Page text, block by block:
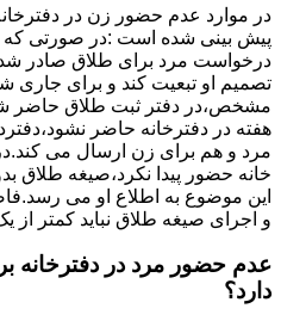
در موارد عدم حضور زن در
پیش بینی شده است :در صورتی
درخواست مرد برای طلاق صادر
تصمیم او تبعیت کند و برای جاری
مشخص،در دفتر ثبت طلاق
هفته در دفترخانه حاضر
مرد و هم برای زن ارسال می
خانه حضور پیدا نکرد،صیغه طلاق
این موضوع به اطلاع او می
و اجرای صیغه طلاق نباید کمتر از
عدم حضور مرد در دفترخانه
دارد؟